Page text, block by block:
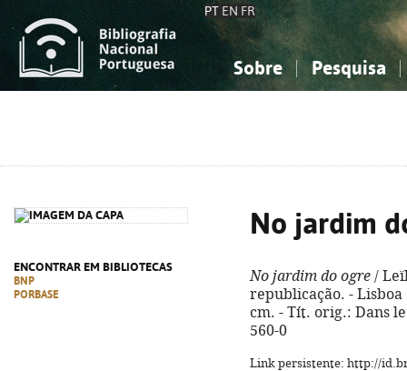
PT EN FR
Sobre Pesquisa
ENCONTRAR EM BIBLIOTECAS
BNP
PORBASE
No jardim
No jardim do ogre /
republicação. - Lisboa
cm. - Tít. orig.: Dans
560-0
Link persistente: http://